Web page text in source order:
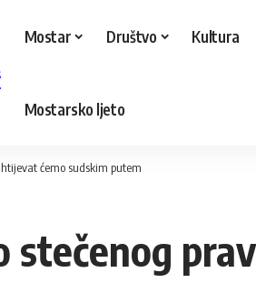
Mostar Društvo Kultura
Mostarsko ljeto
ćemo sudskim putem
stečenog